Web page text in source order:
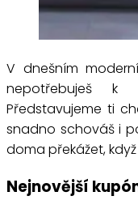
V dnešním
nepotřebuješ k
Představujeme ti
snadno schováš i
doma překážet,
Nejnovější